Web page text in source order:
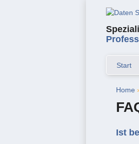
Start
Home
Ist